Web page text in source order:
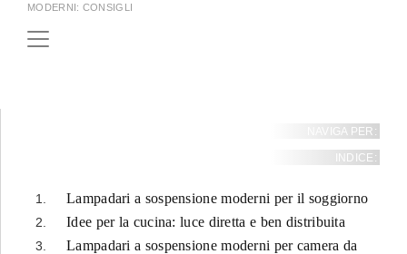
MODERNI: CONSIGLI
NAVIGA PER:
INDICE:
Lampadari a sospensione moderni per il soggiorno
Idee per la cucina: luce diretta e ben distribuita
Lampadari a sospensione moderni per camera da